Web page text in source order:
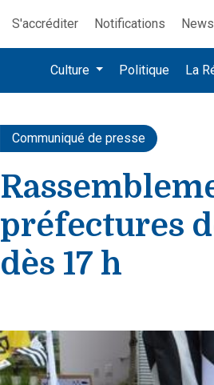
S'accréditer Notifications
Culture Politique La
Communiqué de presse
préfectures
dès 17 h